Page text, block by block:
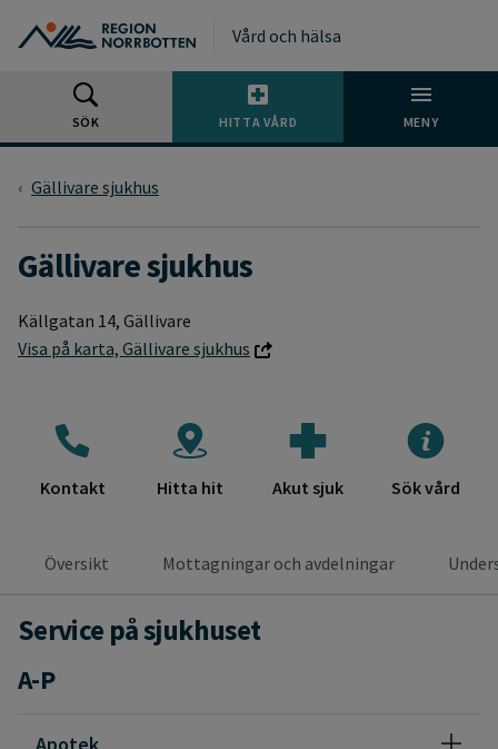
Vård och hälsa
SÖK HITTA VÅRD MENY
Gällivare sjukhus
Gällivare sjukhus
Källgatan 14, Gällivare
Visa på karta, Gällivare sjukhus
Genvägar till populärt innehåll på
Kontakt Hitta hit Akut sjuk Sök vård
Översikt Mottagningar och avdelningar
Service på sjukhuset
A-P
Apotek